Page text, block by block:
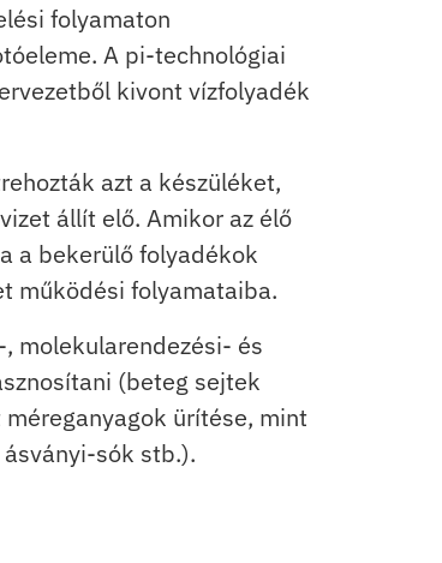
folyamaton
A pi-technológiai
kivont vízfolyadék
azt a készüléket,
állít elő. Amikor az élő
a bekerülő folyadékok
működési folyamataiba.
molekularendezési- és
(beteg sejtek
ürítése, mint
sók stb.).